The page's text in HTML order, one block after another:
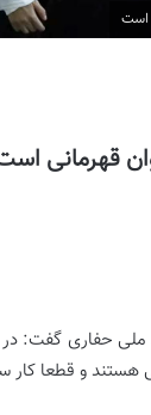
است
قهرمانی
ملی حفاری گفت:
هستند و قطعا